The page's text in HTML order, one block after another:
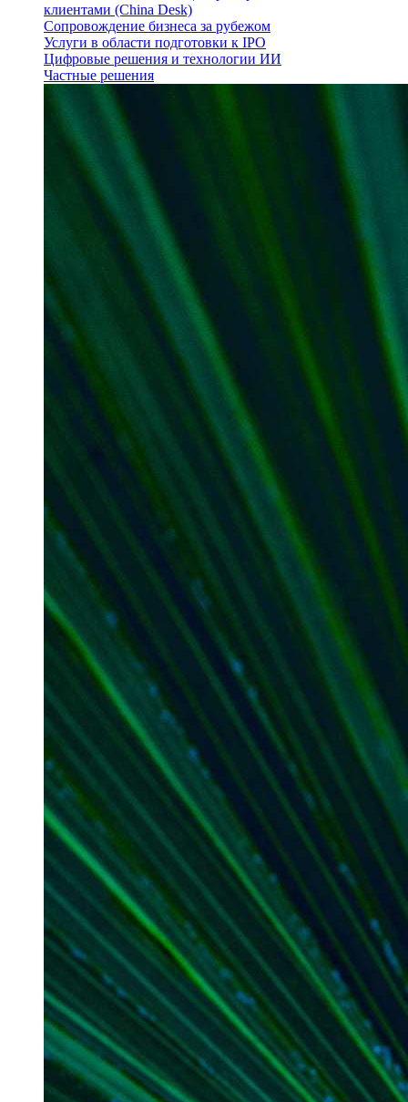
клиентами (China Desk)
Сопровождение бизнеса за рубежом
Услуги в области подготовки к IPO
Цифровые решения и технологии ИИ
Частные решения